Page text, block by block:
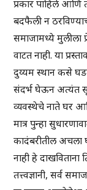
प्रकार पाहिले आणि
बदफैली न
समाजामध्ये मुलीला
वाटत नाही. या
दुय्यम स्थान कसे
संदर्भ घेऊन अत्यंत
व्यवस्थेचे नाते घर
मात्र पुन्हा
कादंबरीतील
नाही हे
तत्त्वज्ञानी, सर्व